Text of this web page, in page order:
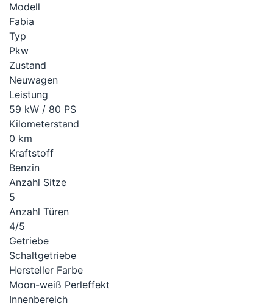
Modell
Fabia
Typ
Pkw
Zustand
Neuwagen
Leistung
59 kW / 80 PS
Kilometerstand
0 km
Kraftstoff
Benzin
Anzahl Sitze
5
Anzahl Türen
4/5
Getriebe
Schaltgetriebe
Hersteller Farbe
Moon-weiß Perleffekt
Innenbereich